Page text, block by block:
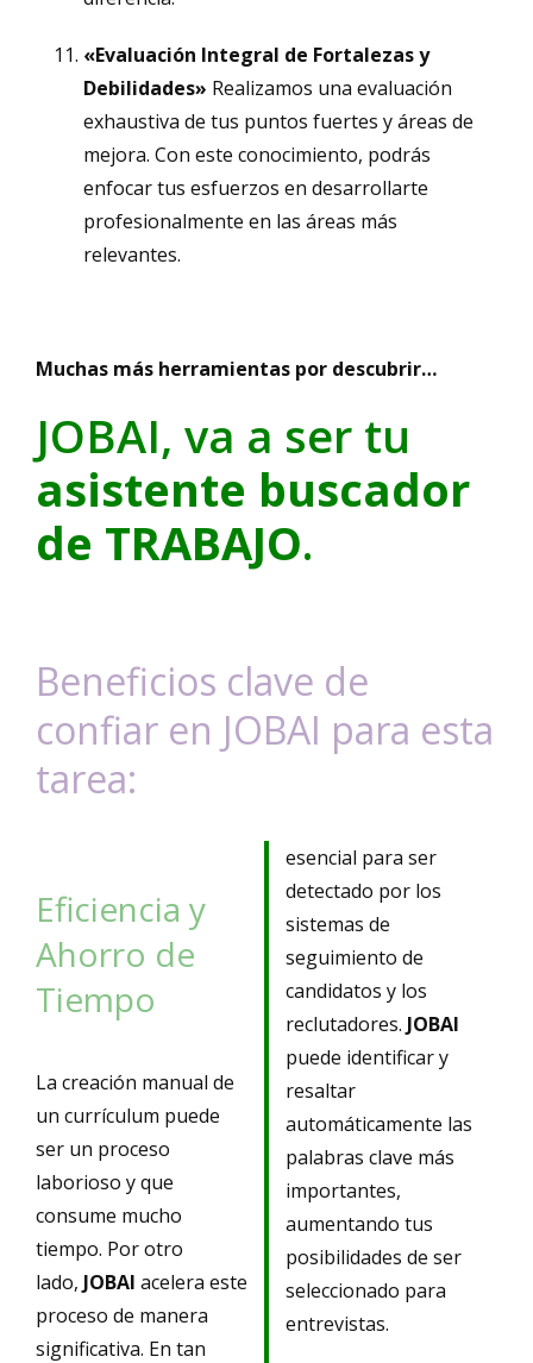
«Evaluación Integral de Fortalezas y
Debilidades» Realizamos una evaluación
exhaustiva de tus puntos fuertes y áreas de
mejora. Con este conocimiento, podrás
enfocar tus esfuerzos en desarrollarte
profesionalmente en las áreas más
relevantes.
Muchas más herramientas por descubrir…
JOBAI, va a ser tu
asistente buscador
de TRABAJO.
Beneficios clave de
confiar en JOBAI para esta
tarea:
Eficiencia y
Ahorro de
Tiempo
La creación manual de
un currículum puede
ser un proceso
laborioso y que
consume mucho
tiempo. Por otro
lado, JOBAI acelera este
proceso de manera
significativa. En tan
esencial para ser
detectado por los
sistemas de
seguimiento de
candidatos y los
reclutadores. JOBAI
puede identificar y
resaltar
automáticamente las
palabras clave más
importantes,
aumentando tus
posibilidades de ser
seleccionado para
entrevistas.